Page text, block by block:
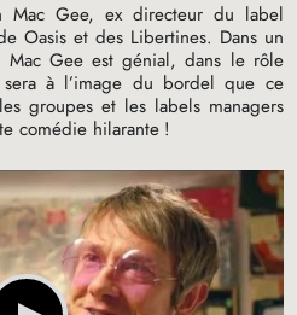
Mac Gee, ex directeur du label
Oasis et des Libertines. Dans un
Mac Gee est génial, dans le rôle
à l’image du bordel que ce
groupes et les labels managers
comédie hilarante !